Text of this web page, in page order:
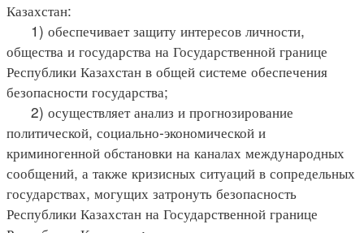
Казахстан:
1) обеспечивает защиту интересов личности,
общества и государства на Государственной границе
Республики Казахстан в общей системе обеспечения
безопасности государства;
2) осуществляет анализ и прогнозирование
политической, социально-экономической и
криминогенной обстановки на каналах международных
сообщений, а также кризисных ситуаций в сопредельных
государствах, могущих затронуть безопасность
Республики Казахстан на Государственной границе